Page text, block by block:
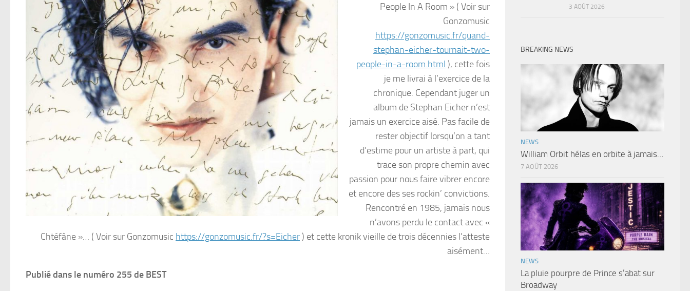
People In A Room » ( Voir sur
Gonzomusic
https://gonzomusic.fr/quand-
stephan-eicher-tournait-two-
people-in-a-room.html ), cette fois
je me livrai à l’exercice de la
chronique. Cependant juger un
album de Stephan Eicher n’est
jamais un exercice aisé. Pas facile de
rester objectif lorsqu’on a tant
d’estime pour un artiste à part, qui
trace son propre chemin avec
passion pour nous faire vibrer encore
et encore des ses rockin’ convictions.
Rencontré en 1985, jamais nous
n’avons perdu le contact avec «
Chtéfâne »… ( Voir sur Gonzomusic https://gonzomusic.fr/?s=Eicher ) et cette kronik vieille de trois décennies l’atteste
aisément…
Publié dans le numéro 255 de BEST
3 AOÛT 2026
BREAKING NEWS
NEWS
William Orbit hélas en orbite à jamais…
7 AOÛT 2026
NEWS
La pluie pourpre de Prince s’abat sur
Broadway